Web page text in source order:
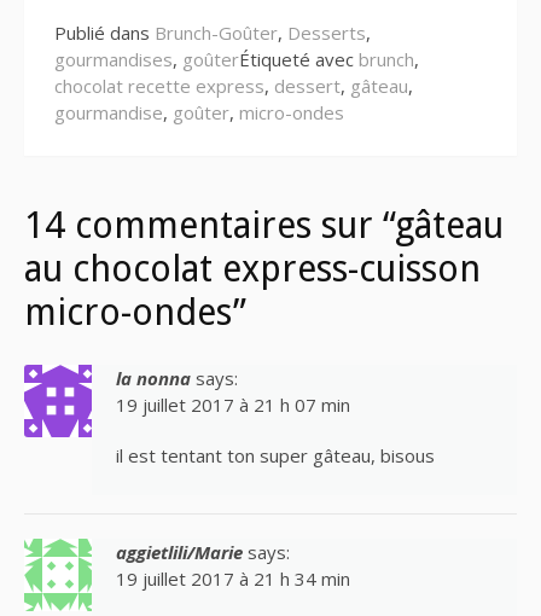
Publié dans Brunch-Goûter, Desserts,
gourmandises, goûterÉtiqueté avec brunch,
chocolat recette express, dessert, gâteau,
gourmandise, goûter, micro-ondes
14 commentaires sur “gâteau
au chocolat express-cuisson
micro-ondes”
la nonna says:
19 juillet 2017 à 21 h 07 min
il est tentant ton super gâteau, bisous
aggietlili/Marie says:
19 juillet 2017 à 21 h 34 min